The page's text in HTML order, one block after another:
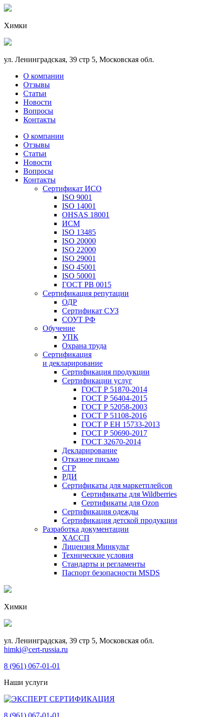
Химки
ул. Ленинградская, 39 стр 5, Московская обл.
О компании
Отзывы
Статьи
Новости
Вопросы
Контакты
О компании
Отзывы
Статьи
Новости
Вопросы
Контакты
Сертификат ИСО
ISO 9001
ISO 14001
OHSAS 18001
ИСМ
ISO 13485
ISO 20000
ISO 22000
ISO 29001
ISO 45001
ISO 50001
ГОСТ РВ 0015
Сертификация репутации
ОДР
Сертификат СУЗ
СОУТ РФ
Обучение
УПК
Охрана труда
Сертификация
и декларирование
Сертификация продукции
Сертификации услуг
ГОСТ Р 51870-2014
ГОСТ Р 56404-2015
ГОСТ Р 52058-2003
ГОСТ Р 51108-2016
ГОСТ Р ЕН 15733-2013
ГОСТ Р 50690-2017
ГОСТ 32670-2014
Декларирование
Отказное письмо
СГР
РДИ
Сертификаты для маркетплейсов
Сертификаты для Wildberries
Сертификаты для Ozon
Сертификация одежды
Сертификация детской продукции
Разработка документации
ХАССП
Лицензия Минкульт
Технические условия
Стандарты и регламенты
Паспорт безопасности MSDS
Химки
ул. Ленинградская, 39 стр 5, Московская обл.
himki@cert-russia.ru
8 (961) 067-01-01
Наши услуги
8 (961) 067-01-01